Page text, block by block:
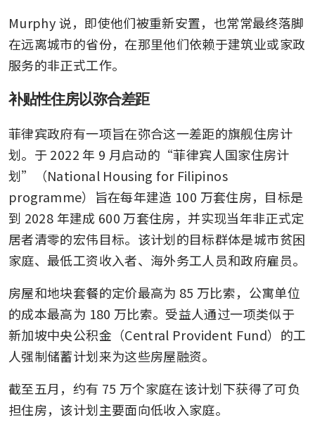
Murphy 说，即使他们被重新安置，也常常最终落脚
在远离城市的省份，在那里他们依赖于建筑业或家政
服务的非正式工作。
补贴性住房以弥合差距
菲律宾政府有一项旨在弥合这一差距的旗舰住房计
划。于 2022 年 9 月启动的“菲律宾人国家住房计
划”（National Housing for Filipinos
programme）旨在每年建造 100 万套住房，目标是
到 2028 年建成 600 万套住房，并实现当年非正式定
居者清零的宏伟目标。该计划的目标群体是城市贫困
家庭、最低工资收入者、海外务工人员和政府雇员。
房屋和地块套餐的定价最高为 85 万比索，公寓单位
的成本最高为 180 万比索。受益人通过一项类似于
新加坡中央公积金（Central Provident Fund）的工
人强制储蓄计划来为这些房屋融资。
截至五月，约有 75 万个家庭在该计划下获得了可负
担住房，该计划主要面向低收入家庭。